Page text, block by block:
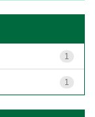
1
1